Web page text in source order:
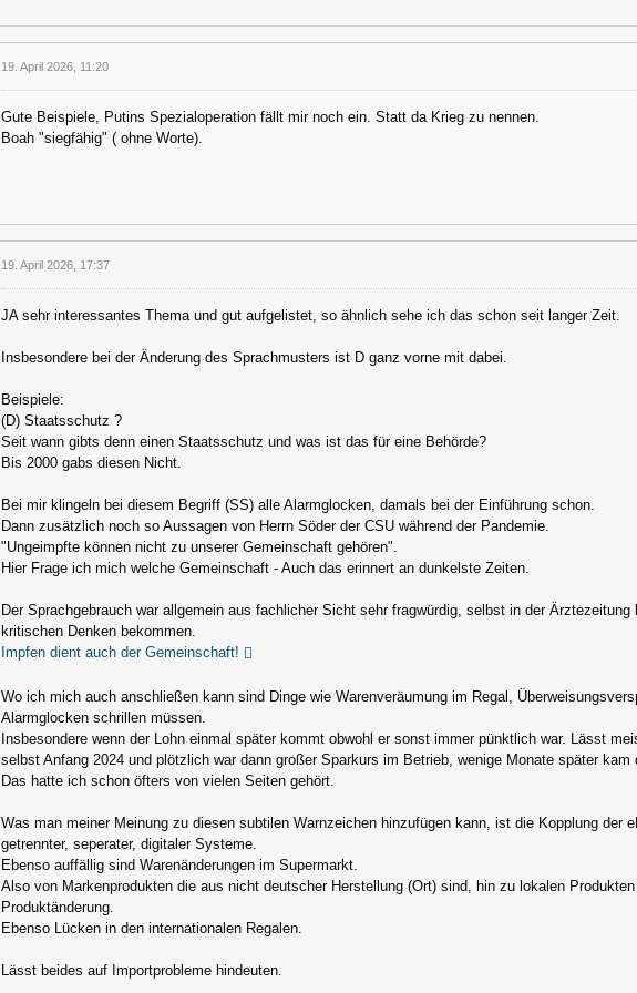
19. April 2026, 11:20
Gute Beispiele, Putins Spezialoperation fällt mir noch ein. Statt da Krieg zu nennen.
Boah "siegfähig" ( ohne Worte).
19. April 2026, 17:37
JA sehr interessantes Thema und gut aufgelistet, so ähnlich sehe ich das schon seit langer Zeit.
Insbesondere bei der Änderung des Sprachmusters ist D ganz vorne mit dabei.
Beispiele:
(D) Staatsschutz ?
Seit wann gibts denn einen Staatsschutz und was ist das für eine Behörde?
Bis 2000 gabs diesen Nicht.
Bei mir klingeln bei diesem Begriff (SS) alle Alarmglocken, damals bei der Einführung schon.
Dann zusätzlich noch so Aussagen von Herrn Söder der CSU während der Pandemie.
"Ungeimpfte können nicht zu unserer Gemeinschaft gehören".
Hier Frage ich mich welche Gemeinschaft - Auch das erinnert an dunkelste Zeiten.
Der Sprachgebrauch war allgemein aus fachlicher Sicht sehr fragwürdig, selbst in der
kritischen Denken bekommen.
Impfen dient auch der Gemeinschaft!
Wo ich mich auch anschließen kann sind Dinge wie Warenveräumung im Regal,
Alarmglocken schrillen müssen.
Insbesondere wenn der Lohn einmal später kommt obwohl er sonst immer pünktlich war. Lässt
selbst Anfang 2024 und plötzlich war dann großer Sparkurs im Betrieb, wenige Monate später kam
Das hatte ich schon öfters von vielen Seiten gehört.
Was man meiner Meinung zu diesen subtilen Warnzeichen hinzufügen kann, ist die Kopplung der
getrennter, seperater, digitaler Systeme.
Ebenso auffällig sind Warenänderungen im Supermarkt.
Also von Markenprodukten die aus nicht deutscher Herstellung (Ort) sind, hin zu lokalen
Produktänderung.
Ebenso Lücken in den internationalen Regalen.
Lässt beides auf Importprobleme hindeuten.